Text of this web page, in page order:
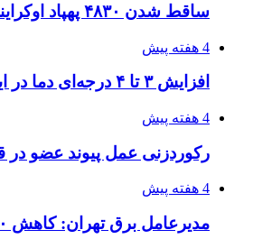
ساقط شدن ۴۸۳۰ پهپاد اوکراینی با آتش پدافند روسیه
4 هفته پیش
افزایش ۳ تا ۴ درجه‌ای دما در ایلام تا اواخر هفته
4 هفته پیش
رکوردزنی عمل پیوند عضو در
4 هفته پیش
مدیرعامل برق تهران: کاهش ۱۰ درصدی مصرف برق، ضامن پایداری شبکه است